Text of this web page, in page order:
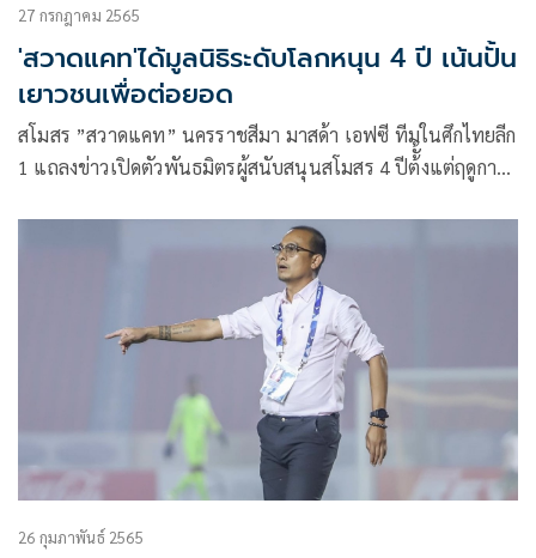
27 กรกฎาคม 2565
'สวาดแคท'ได้มูลนิธิระดับโลกหนุน 4 ปี เน้นปั้น
เยาวชนเพื่อต่อยอด
สโมสร ”​สวาดแคท”​ นครราชสีมา มาสด้า เอฟซี ทีมในศึกไทยลีก
1 แถลงข่าวเปิดตัวพันธมิตรผู้สนับสนุนสโมสร 4 ปีต้ั้งแต่ฤดูกาล
สโมสรนครราชสีมา มาสด้า เอฟซี นายสุวัจน์ ลิปตพัลลภ
ประธานที่ปรึกษาสโมสร, “บังยี” นายวรววีร์ มะกูดี ประธาน
บริหารของสโมสร พร้อมตัวตัวแทนพันธมิตร “​ PHOENIX “ ซึ่ง
เป็นมูลนิธิที่ส่งเสริมกิจกรรมการกีฬาของเยาวชนจากทั่วโลกโดย
ไม่แสวงหาผลกำไร ซึ่งมีคุณ เคอร์เชฟ และคุณคริส แม็กคอร์มิก
ตัวแทนของมูลนิธิร่วมแถลง พร้อมด้วยสื่อมวลชนรวมงานแถลง
26 กุมภาพันธ์ 2565